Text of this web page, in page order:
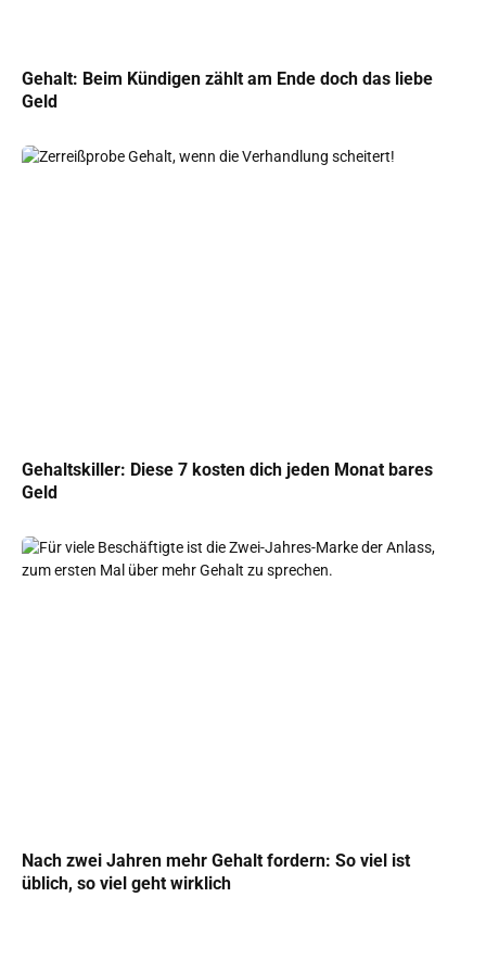
Gehalt: Beim Kündigen zählt am Ende doch das liebe
Geld
Gehaltskiller: Diese 7 kosten dich jeden Monat bares
Geld
Nach zwei Jahren mehr Gehalt fordern: So viel ist
üblich, so viel geht wirklich